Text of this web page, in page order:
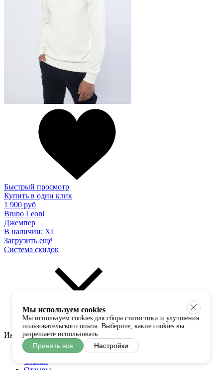
Быстрый просмотр
Купить в один клик
1 900 руб
Bruno Leoni
Джемпер
В наличии: XL
Загрузить ещё
Система скидок
Информация
О нас
Мы используем cookies
Мы используем cookies для сбора статистики и улучшения
пользовательского опыта. Выберите, какие cookies вы
разрешаете использовать.
Принять все Настройки